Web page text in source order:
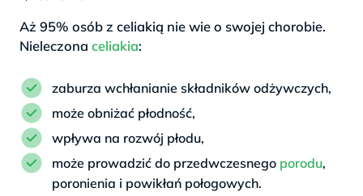
Aż 95% osób z celiakią nie wie o swojej chorobie.
Nieleczona celiakia:
zaburza wchłanianie składników odżywczych,
może obniżać płodność,
wpływa na rozwój płodu,
może prowadzić do przedwczesnego porodu,
poronienia i powikłań połogowych.